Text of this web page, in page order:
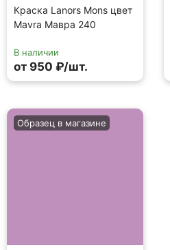
Краска Lanors Mons цвет
Mavra Мавра 240
В наличии
от 950 ₽/шт.
Образец в магазине